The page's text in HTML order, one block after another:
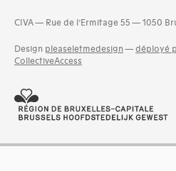
CIVA — Rue de l’Ermitage 55 — 1050
Design pleaseletmedesign — déployé
CollectiveAccess